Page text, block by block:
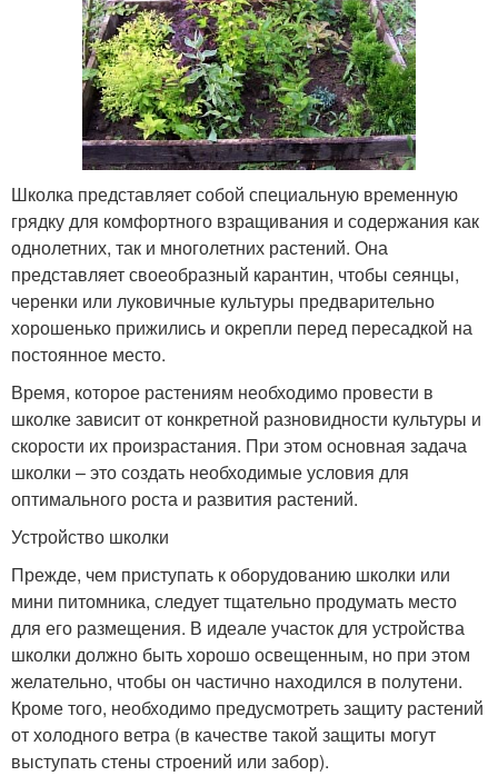
Школка представляет собой специальную временную
грядку для комфортного взращивания и содержания как
однолетних, так и многолетних растений. Она
представляет своеобразный карантин, чтобы сеянцы,
черенки или луковичные культуры предварительно
хорошенько прижились и окрепли перед пересадкой на
постоянное место.
Время, которое растениям необходимо провести в
школке зависит от конкретной разновидности культуры и
скорости их произрастания. При этом основная задача
школки – это создать необходимые условия для
оптимального роста и развития растений.
Устройство школки
Прежде, чем приступать к оборудованию школки или
мини питомника, следует тщательно продумать место
для его размещения. В идеале участок для устройства
школки должно быть хорошо освещенным, но при этом
желательно, чтобы он частично находился в полутени.
Кроме того, необходимо предусмотреть защиту растений
от холодного ветра (в качестве такой защиты могут
выступать стены строений или забор).